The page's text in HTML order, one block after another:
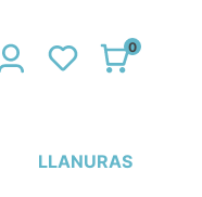
LLANURAS
0